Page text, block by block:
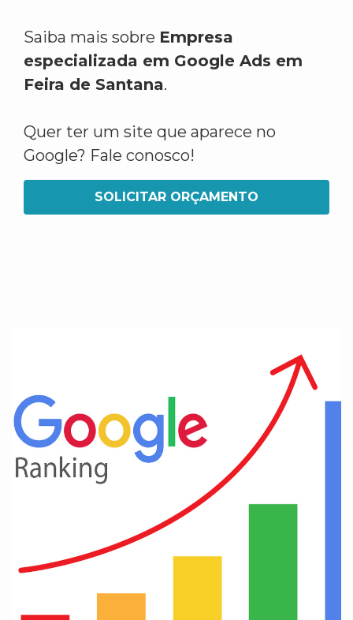
Saiba mais sobre Empresa
especializada em Google Ads em
Feira de Santana.
Quer ter um site que aparece no
Google? Fale conosco!
SOLICITAR ORÇAMENTO